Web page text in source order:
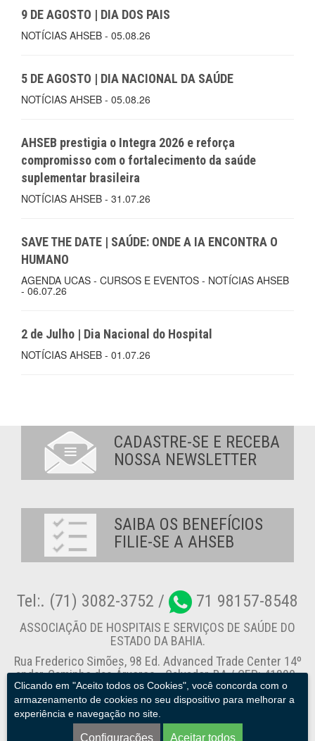
9 DE AGOSTO | DIA DOS PAIS
NOTÍCIAS AHSEB - 05.08.26
5 DE AGOSTO | DIA NACIONAL DA SAÚDE
NOTÍCIAS AHSEB - 05.08.26
AHSEB prestigia o Integra 2026 e reforça
compromisso com o fortalecimento da saúde
suplementar brasileira
NOTÍCIAS AHSEB - 31.07.26
SAVE THE DATE | SAÚDE: ONDE A IA ENCONTRA O
HUMANO
AGENDA UCAS - CURSOS E EVENTOS - NOTÍCIAS AHSEB
- 06.07.26
2 de Julho | Dia Nacional do Hospital
NOTÍCIAS AHSEB - 01.07.26
Clicando em "Aceito todos os Cookies", você concorda com o
armazenamento de cookies no seu dispositivo para melhorar a
experiência e navegação no site.
Configurações Aceitar todos
CADASTRE-SE E RECEBA
NOSSA NEWSLETTER
SAIBA OS BENEFÍCIOS
FILIE-SE A AHSEB
Tel:. (71) 3082-3752 / 71 98157-8548
ASSOCIAÇÃO DE HOSPITAIS E SERVIÇOS DE SAÚDE DO
ESTADO DA BAHIA.
Rua Frederico Simões, 98 Ed. Advanced Trade Center 14º
andar, Caminho das Árvores - Salvador-BA / CEP: 41820-
774
Canal de Denúncia